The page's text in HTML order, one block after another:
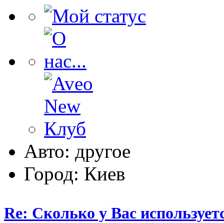
Авто: другое
Город: Киев
Re: Сколько у Вас